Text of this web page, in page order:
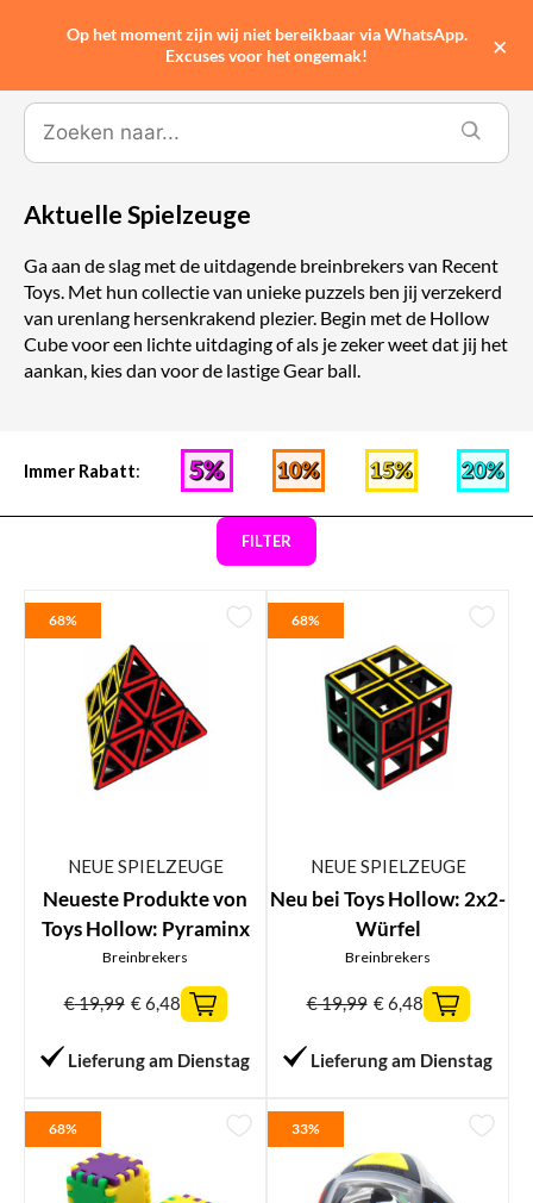
Aktuelle Spielzeuge
Ga aan de slag met de uitdagende breinbrekers van Recent
Toys. Met hun collectie van unieke puzzels ben jij verzekerd
van urenlang hersenkrakend plezier. Begin met de Hollow
Cube voor een lichte uitdaging of als je zeker weet dat jij het
aankan, kies dan voor de lastige Gear ball.
Immer Rabatt:
FILTER
68%
NEUE SPIELZEUGE
Neueste Produkte von
Toys Hollow: Pyraminx
Breinbrekers
€19,99 €6,48
Lieferung am Dienstag
68%
NEUE SPIELZEUGE
Neu bei Toys Hollow: 2x2-
Würfel
Breinbrekers
€19,99 €6,48
Lieferung am Dienstag
68% 33%
Op het moment zijn wij niet bereikbaar via WhatsApp.
Excuses voor het ongemak!
×